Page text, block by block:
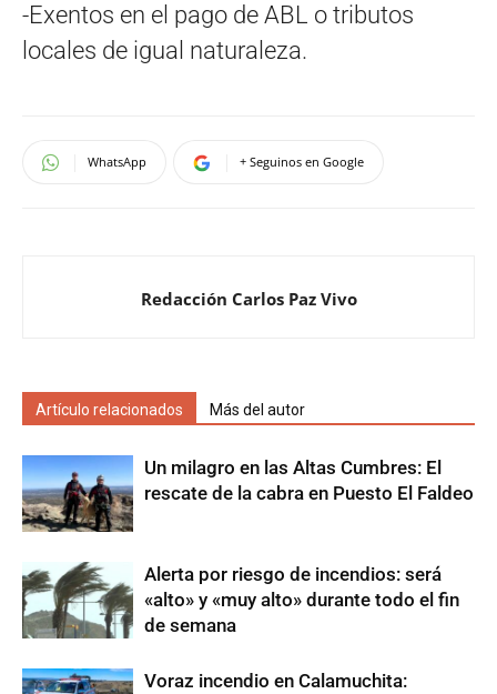
-Exentos en el pago de ABL o tributos
locales de igual naturaleza.
WhatsApp + Seguinos en Google
Redacción Carlos Paz Vivo
Artículo relacionados Más del autor
Un milagro en las Altas Cumbres: El
rescate de la cabra en Puesto El Faldeo
Alerta por riesgo de incendios: será
«alto» y «muy alto» durante todo el fin
de semana
Voraz incendio en Calamuchita: